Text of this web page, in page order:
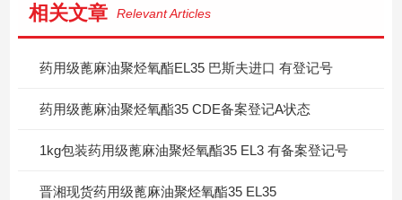
相关文章 Relevant Articles
药用级蓖麻油聚烃氧酯EL35 巴斯夫进口 有登记号
药用级蓖麻油聚烃氧酯35 CDE备案登记A状态
1kg包装药用级蓖麻油聚烃氧酯35 EL3 有备案登记号
晋湘现货药用级蓖麻油聚烃氧酯35 EL35